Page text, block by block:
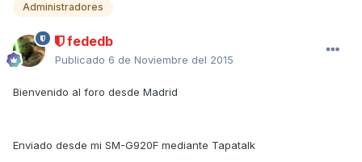
Administradores
fededb
Publicado 6 de Noviembre del 2015
Bienvenido al foro desde Madrid
Enviado desde mi SM-G920F mediante Tapatalk